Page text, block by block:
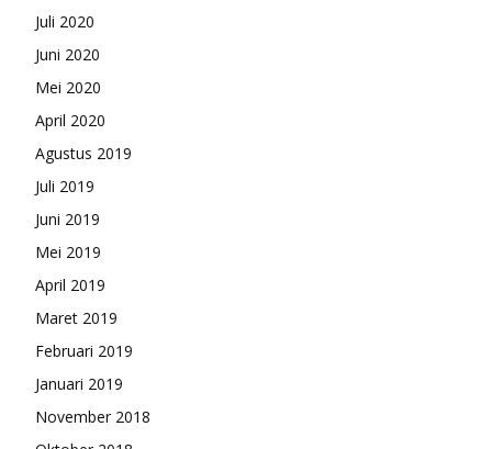
Juli 2020
Juni 2020
Mei 2020
April 2020
Agustus 2019
Juli 2019
Juni 2019
Mei 2019
April 2019
Maret 2019
Februari 2019
Januari 2019
November 2018